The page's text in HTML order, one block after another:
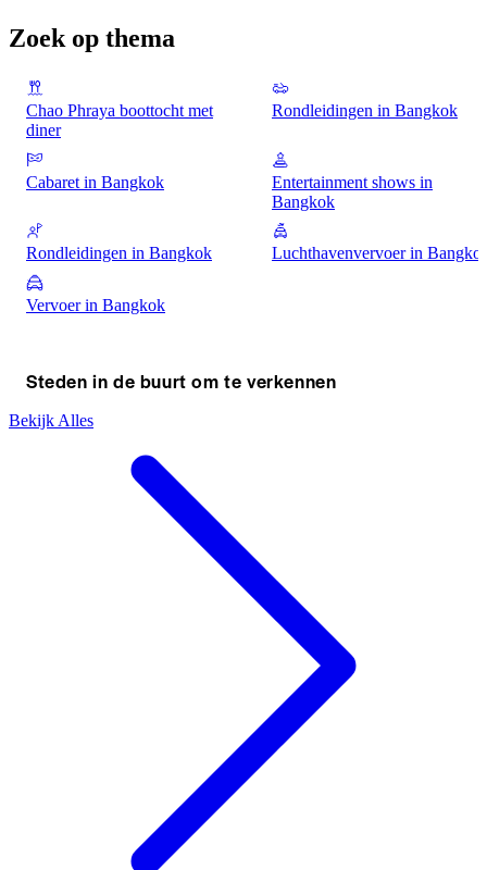
Zoek op thema
Chao Phraya boottocht met
diner
Rondleidingen in Bangkok
Cabaret in Bangkok
Entertainment shows in
Bangkok
Rondleidingen in Bangkok Luchthavenvervoer in
Vervoer in Bangkok
Steden in de buurt om te verkennen
Bekijk Alles